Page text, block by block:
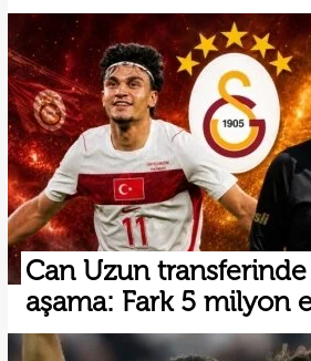
Can Uzun
aşama: Fark 5 milyon